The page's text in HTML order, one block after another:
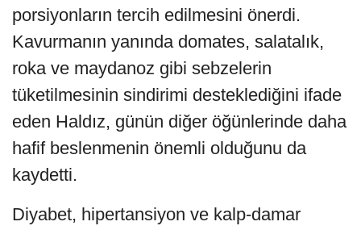
porsiyonların tercih edilmesini önerdi.
Kavurmanın yanında domates, salatalık,
roka ve maydanoz gibi sebzelerin
tüketilmesinin sindirimi desteklediğini ifade
eden Haldız, günün diğer öğünlerinde daha
hafif beslenmenin önemli olduğunu da
kaydetti.
Diyabet, hipertansiyon ve kalp-damar